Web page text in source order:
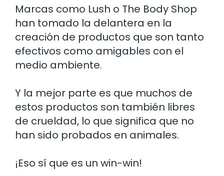
Marcas como Lush o The Body Shop
han tomado la delantera en la
creación de productos que son tanto
efectivos como amigables con el
medio ambiente.
Y la mejor parte es que muchos de
estos productos son también libres
de crueldad, lo que significa que no
han sido probados en animales.
¡Eso sí que es un win-win!